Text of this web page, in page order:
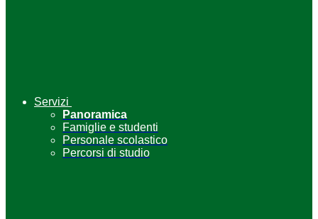
Servizi
Panoramica
Famiglie e studenti
Personale scolastico
Percorsi di studio